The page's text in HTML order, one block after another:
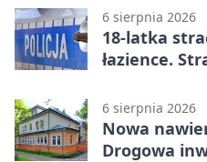
6 sierpnia 2026
18-latka
łazience.
6 sierpnia 2026
Nowa
Drogowa